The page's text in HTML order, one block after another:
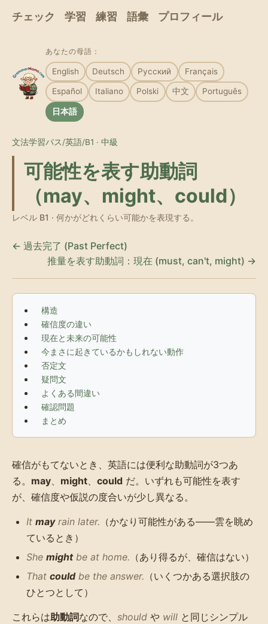
チェック 学習 練習 語彙 プロフィール
あなたの母語：
English Deutsch Русский Français
Español Italiano Polski 中文 Português
日本語
文法学習パス/英語/B1 · 中級
可能性を表す助動詞
（may、might、could）
レベル B1 · 何かがどれくらい可能かを表現する。
← 過去完了 (Past Perfect)
推量を表す助動詞：現在 (must, can't, might) →
構造
確信度の違い
現在と未来の可能性
今まさに起きているかもしれない動作
否定文
疑問文
よくある間違い
確認問題
まとめ
確信がもてないとき、英語には便利な助動詞が3つあ
る。 may might could だ。いずれも可能性を表す
が、確信度や仮説の度合いが少し異なる。
It mayrain later. （かなり可能性がある——雲を眺め
ているとき）
She mightbe at home. （あり得るが、確信はない）
That couldbe the answer. （いくつかある選択肢の
ひとつとして）
これらは助動詞なので、 should や will と同じシンプル